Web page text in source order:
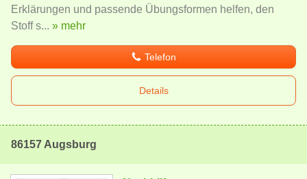
Erklärungen und passende Übungsformen helfen, den
Stoff s... » mehr
Telefon
Details
86157 Augsburg